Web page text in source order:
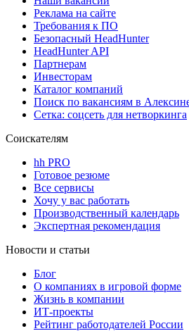
Реклама на сайте
Требования к ПО
Безопасный HeadHunter
HeadHunter API
Партнерам
Инвесторам
Каталог компаний
Поиск по вакансиям в
Сетка: соцсеть для нетворкинга
Соискателям
hh PRO
Готовое резюме
Все сервисы
Хочу у вас работать
Производственный календарь
Экспертная рекомендация
Новости и статьи
Блог
О компаниях в игровой форме
Жизнь в компании
ИТ-проекты
Рейтинг работодателей России